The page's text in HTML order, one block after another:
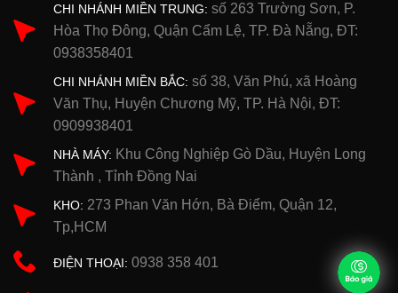
CHI NHÁNH MIỀN TRUNG: số 263 Trường Sơn, P.
Hòa Thọ Đông, Quận Cẩm Lệ, TP. Đà Nẵng, ĐT:
0938358401
CHI NHÁNH MIỀN BẮC: số 38, Văn Phú, xã Hoàng
Văn Thụ, Huyện Chương Mỹ, TP. Hà Nội, ĐT:
0909938401
NHÀ MÁY: Khu Công Nghiệp Gò Dầu, Huyện Long
Thành , Tỉnh Đồng Nai
KHO: 273 Phan Văn Hớn, Bà Điểm, Quận 12,
Tp,HCM
ĐIỆN THOẠI: 0938 358 401